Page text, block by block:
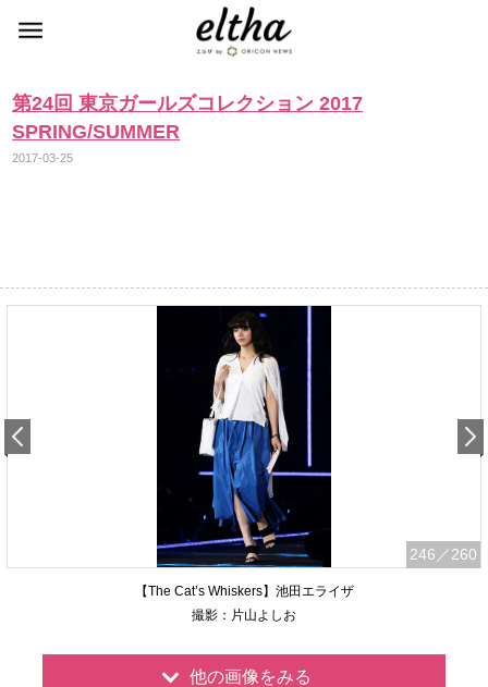
第24回 東京ガールズコレクション 2017
SPRING/SUMMER
2017-03-25
246 ／260
【The Cat’s Whiskers】池田エライザ
撮影：片山よしお
他の画像をみる